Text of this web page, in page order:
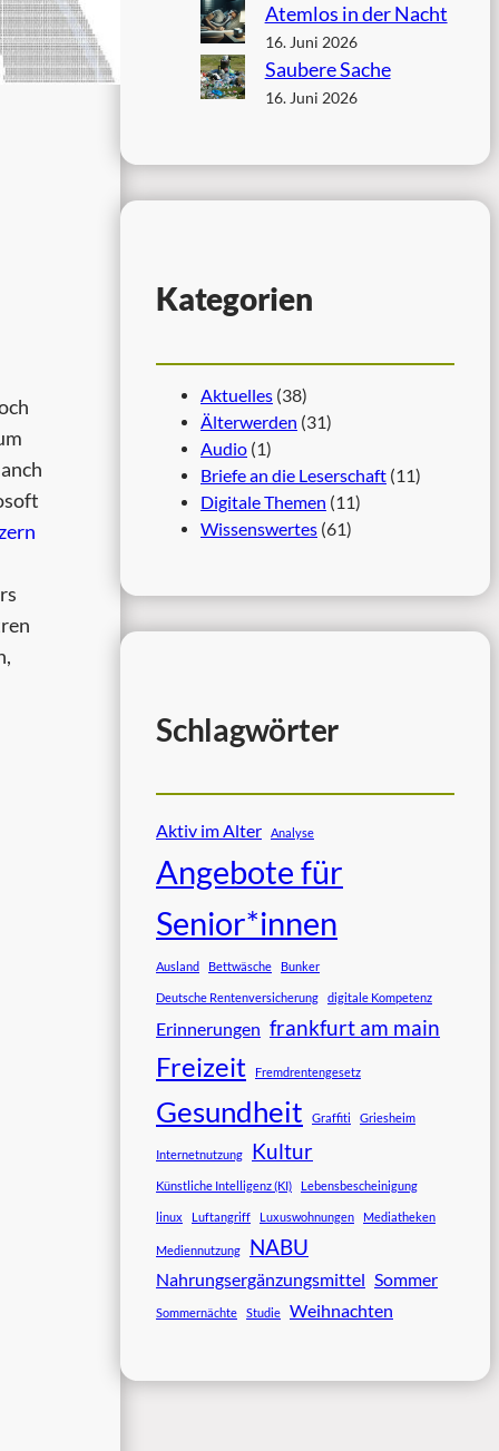
Atemlos in der Nacht
16. Juni 2026
Saubere Sache
16. Juni 2026
Kategorien
Aktuelles (38)
Älterwerden (31)
Audio (1)
Briefe an die Leserschaft (11)
Digitale Themen (11)
Wissenswertes (61)
Schlagwörter
Aktiv im Alter Analyse
Angebote für
Senior*innen
Ausland Bettwäsche Bunker
Deutsche Rentenversicherung digitale Kompetenz
Erinnerungen frankfurt am main
Freizeit Fremdrentengesetz
Gesundheit Graffiti Griesheim
Internetnutzung Kultur
Künstliche Intelligenz (KI) Lebensbescheinigung
linux Luftangriff Luxuswohnungen Mediatheken
Mediennutzung NABU
Nahrungsergänzungsmittel Sommer
Sommernächte Studie Weihnachten